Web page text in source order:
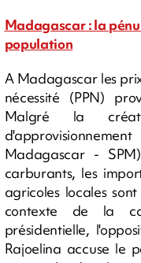
Madagascar : la
population
A Madagascar les
nécessité (PPN)
Malgré la
Madagascar -
carburants, les
agricoles locales
contexte de la
présidentielle,
Rajoelina accuse le